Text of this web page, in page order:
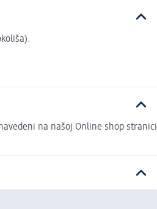
na našoj Online shop stranici